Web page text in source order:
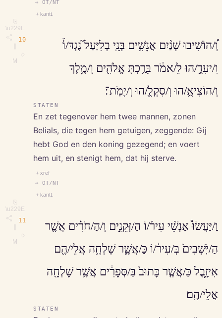
⎘
\u229E
M
↔ OT/NT
+ kantt.
10
⎘
\u229E
M
וְ֠/הוֹשִׁיבוּ שְׁנַ֨יִם אֲנָשִׁ֥ים בְּנֵֽי בְלִיַּעַל֮ נֶגְדּ/וֹ֒
וִ/יעִדֻ֣/הוּ לֵ/אמֹ֔ר בֵּרַ֥כְתָּ אֱלֹהִ֖ים וָ/מֶ֑לֶךְ
וְ/הוֹצִיאֻ֥/הוּ וְ/סִקְלֻ֖/הוּ וְ/יָמֹֽת־׃
STATEN
En zet tegenover hem twee mannen, zonen
Belials, die tegen hem getuigen, zeggende: Gij
hebt God en den koning gezegend; en voert
hem uit, en stenigt hem, dat hij sterve.
+ xref
↔ OT/NT
+ kantt.
11
וַ/יַּעֲשׂוּ֩ אַנְשֵׁ֨י עִיר֜/וֹ הַ/זְּקֵנִ֣ים וְ/הַ/חֹרִ֗ים אֲשֶׁ֤ר
הַ/יֹּֽשְׁבִים֙ בְּ/עִיר֔/וֹ כַּ/אֲשֶׁ֛ר שָׁלְחָ֥ה אֲלֵי/הֶ֖ם
אִיזָ֑בֶל כַּ/אֲשֶׁ֤ר כָּתוּב֙ בַּ/סְּפָרִ֔ים אֲשֶׁ֥ר שָׁלְחָ֖ה
אֲלֵי/הֶֽם׃
STATEN